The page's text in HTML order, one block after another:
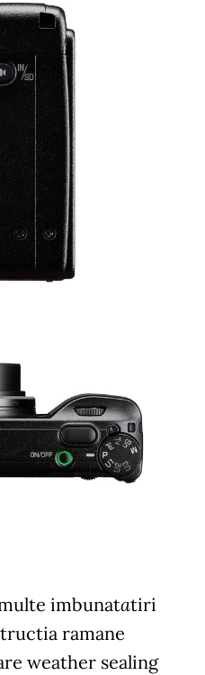
imbunatatiri
ramane
weather sealing